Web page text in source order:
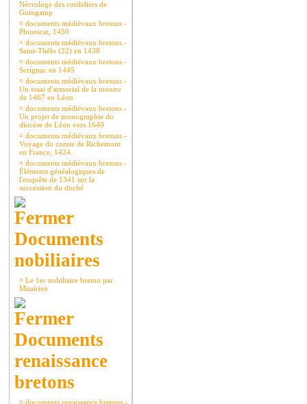
Nécrologe des cordeliers de
Guingamp
¤ documents médiévaux bretons -
Plouescat, 1450
¤ documents médiévaux bretons -
Saint-Thélo (22) en 1438
¤ documents médiévaux bretons -
Scrignac en 1445
¤ documents médiévaux bretons -
Un essai d'armorial de la montre
de 1467 en Léon
¤ documents médiévaux bretons -
Un projet de monographie du
diocèse de Léon vers 1640
¤ documents médiévaux bretons -
Voyage du comte de Richemont
en France, 1424.
¤ documents médiévaux bretons -
Éléments généalogiques de
l'enquête de 1341 sur la
succession du duché
Documents
nobiliaires
¤ Le 1er nobiliaire breton par
Missirien
Documents
renaissance
bretons
¤ documents renaissance bretons -